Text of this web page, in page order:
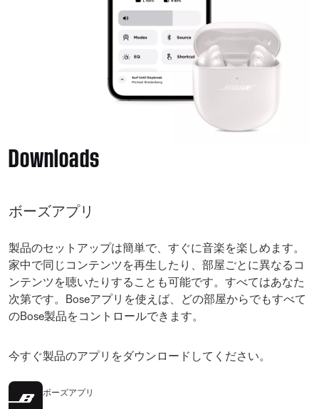
Downloads
ボーズアプリ
製品のセットアップは簡単で、すぐに音楽を楽しめます。
家中で同じコンテンツを再生したり、部屋ごとに異なるコ
ンテンツを聴いたりすることも可能です。すべてはあなた
次第です。Boseアプリを使えば、どの部屋からでもすべて
のBose製品をコントロールできます。
今すぐ製品のアプリをダウンロードしてください。
ボーズアプリ